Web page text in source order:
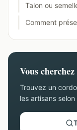
Talon ou
Comment
Vous
Trouvez un
les artisans